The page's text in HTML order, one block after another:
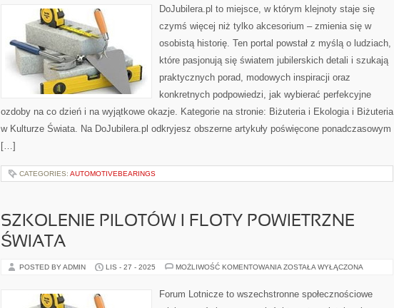
MODA
I
W
I
DoJubilera.pl to miejsce, w którym klejnoty staje się
czymś więcej niż tylko akcesorium – zmienia się w
osobistą historię. Ten portal powstał z myślą o ludziach,
które pasjonują się światem jubilerskich detali i szukają
praktycznych porad, modowych inspiracji oraz
konkretnych podpowiedzi, jak wybierać perfekcyjne
ozdoby na co dzień i na wyjątkowe okazje. Kategorie na stronie: Biżuteria i Ekologia i Biżuteria
w Kulturze Świata. Na DoJubilera.pl odkryjesz obszerne artykuły poświęcone ponadczasowym
[…]
CATEGORIES: AUTOMOTIVEBEARINGS
SZKOLENIE PILOTÓW I FLOTY POWIETRZNE
ŚWIATA
POSTED BY ADMIN LIS - 27 - 2025 MOŻLIWOŚĆ KOMENTOWANIA SZKOLENIE
POWIETRZNE
ZOSTAŁA WYŁĄCZONA
Forum Lotnicze to wszechstronne społecznościowe